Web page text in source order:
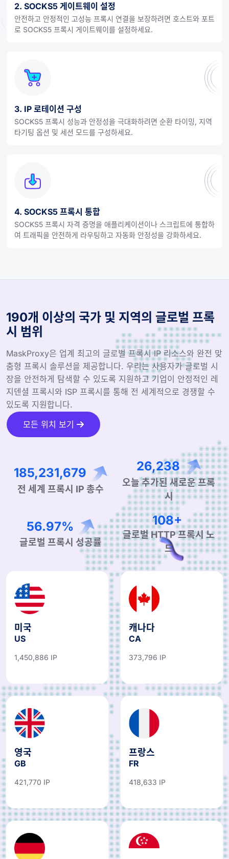
2. SOCKS5 게이트웨이 설정
안전하고 안정적인 고성능 프록시 연결을 보장하려면 호스트와 포트
로 SOCKS5 프록시 게이트웨이를 설정하세요.
3. IP 로테이션 구성
SOCKS5 프록시 성능과 안정성을 극대화하려면 순환 타이밍, 지역
타기팅 옵션 및 세션 모드를 구성하세요.
4. SOCKS5 프록시 통합
SOCKS5 프록시 자격 증명을 애플리케이션이나 스크립트에 통합하
여 트래픽을 안전하게 라우팅하고 자동화 안정성을 강화하세요.
190개 이상의 국가 및 지역의 글로벌 프록
시 범위
MaskProxy은 업계 최고의 글로벌 프록시 IP 리소스와 완전 맞
춤형 프록시 솔루션을 제공합니다. 우리는 사용자가 글로벌 시
장을 안전하게 탐색할 수 있도록 지원하고 기업이 안정적인 레
지덴셜 프록시와 ISP 프록시를 통해 전 세계적으로 경쟁할 수
있도록 지원합니다.
모든 위치 보기
308,471,996
전 세계 프록시 IP 총수
43,696
오늘 추가된 새로운 프록
시
94.87%
글로벌 프록시 성공률
180+
글로벌 HTTP 프록시 노
드
미국
US
1,450,886 IP
캐나다
CA
373,796 IP
영국
GB
421,770 IP
프랑스
FR
418,633 IP